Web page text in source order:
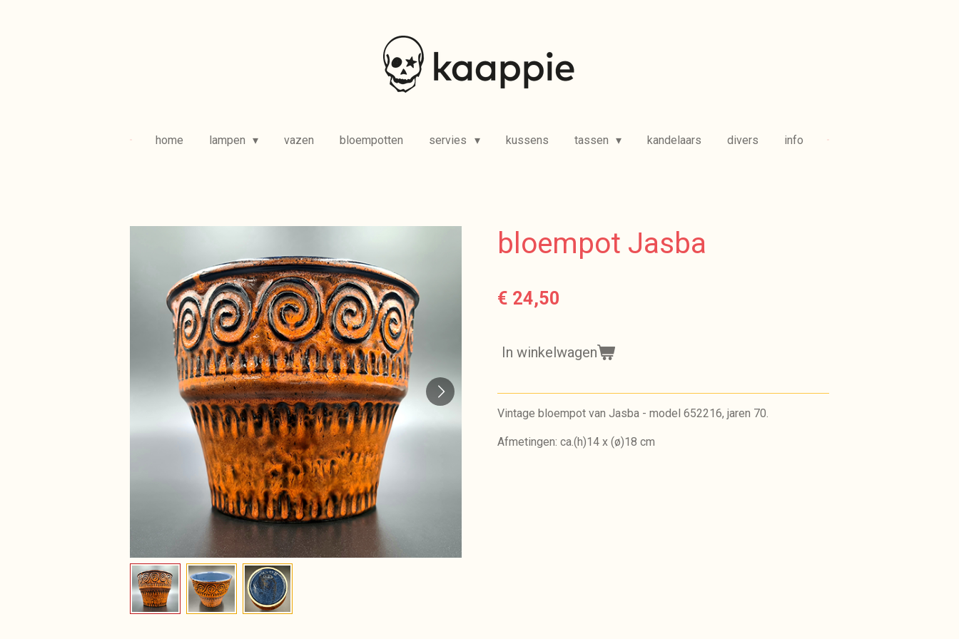
home lampen vazen bloempotten servies kussens tassen kandelaars divers info
bloempot Jasba
€ 24,50
In winkelwagen
Vintage bloempot van Jasba - model 652216, jaren 70.
Afmetingen: ca.(h)14 x (ø)18 cm